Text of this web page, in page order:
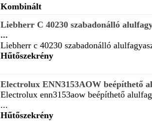
Kombinált
Liebherr C 40230 szabadonálló
...
Liebherr c 40230 szabadonálló
Hűtőszekrény
Electrolux ENN3153AOW beépíthető
Electrolux enn3153aow beépíthető
...
Hűtőszekrény